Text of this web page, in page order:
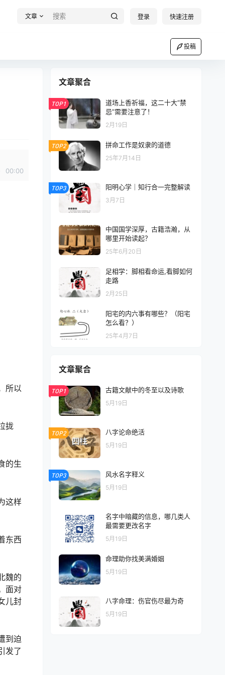
文章 登录 快速注册
投稿
00:00
所以
拢
的生
这样
东西
魏的
面对
儿封
到迫
发了
文章聚合
TOP1
道场上香祈福，这二十大“禁
忌”需要注意了！
2月19日
TOP2 拼命工作是奴隶的道德
25年7月14日
TOP3 阳明心学｜知行合一完整解读
3月7日
中国国学深厚，古籍浩瀚，从
哪里开始读起？
25年6月20日
足相学：脚相看命运,看脚如何
走路
2月25日
阳宅的内六事有哪些？（阳宅
怎么看？）
25年4月7日
文章聚合
TOP1 古籍文献中的冬至以及诗歌
5月19日
TOP2 八字论命绝活
5月19日
TOP3 风水名字释义
5月19日
名字中暗藏的信息，哪几类人
最需要更改名字
5月19日
命理助你找美满婚姻
5月19日
八字命理：伤官伤尽最为奇
5月19日